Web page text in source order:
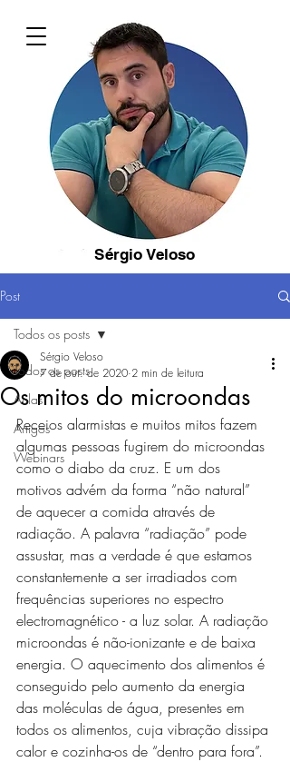
Sérgio Veloso
Post
Todos os posts
Aulas
Artigos
Webinars
Todos os posts
Os mitos do microondas
Sérgio Veloso
7 de out. de 2020 2 min de leitura
Receios alarmistas e muitos mitos fazem
algumas pessoas fugirem do microondas
como o diabo da cruz. E um dos
motivos advém da forma “não natural”
de aquecer a comida através de
radiação. A palavra “radiação” pode
assustar, mas a verdade é que estamos
constantemente a ser irradiados com
frequências superiores no espectro
electromagnético - a luz solar. A radiação
microondas é não-ionizante e de baixa
energia. O aquecimento dos alimentos é
conseguido pelo aumento da energia
das moléculas de água, presentes em
todos os alimentos, cuja vibração dissipa
calor e cozinha-os de “dentro para fora”.